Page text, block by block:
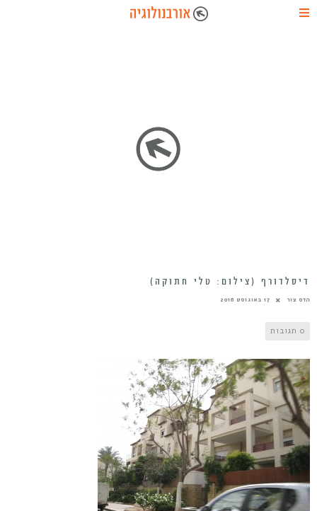
דיסלדורף (צילום: טלי חתוקה)
הדס צור 17 באוגוסט 2016
0 תגובות